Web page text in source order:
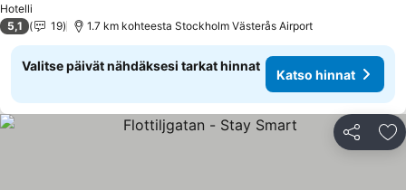
Hotelli
5,1 19 1.7 km kohteesta Stockholm Västerås Airport
Valitse päivät nähdäksesi tarkat hinnat
Katso hinnat
Jaa